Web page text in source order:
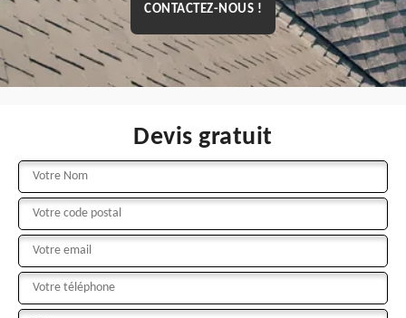
CONTACTEZ-NOUS !
Devis gratuit